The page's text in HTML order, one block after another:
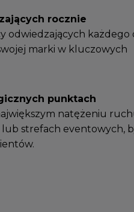
rocznie
odwiedzających każdego
marki w kluczowych
punktach
natężeniu
lub strefach eventowych,